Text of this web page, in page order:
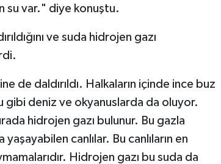
su var." diye konuştu.
ve suda hidrojen gazı
de daldırıldı. Halkaların içinde ince buz
gibi deniz ve okyanuslarda da oluyor.
hidrojen gazı bulunur. Bu gazla
canlılar. Bu canlıların en
Hidrojen gazı bu suda da